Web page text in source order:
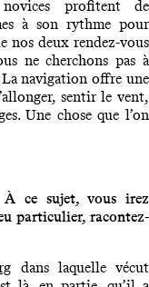
profitent de
à son rythme pour
nos deux rendez-vous
ne cherchons pas à
navigation offre une
sentir le vent,
Une chose que l’on
ce sujet, vous irez
particulier, racontez-
dans laquelle vécut